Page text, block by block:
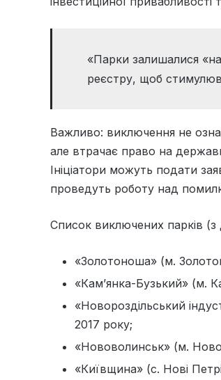
«Парки залишалися
реєстру, щоб
Важливо: виключення не
але втрачає право на
Ініціатори можуть подати
проведуть роботу над
Список виключених парків
«Золотоноша» (м.
«Кам’янка-Бузький» (м.
«Новороздільський
2017 року;
«Нововолинськ» (м.
«Київщина» (с. Нові